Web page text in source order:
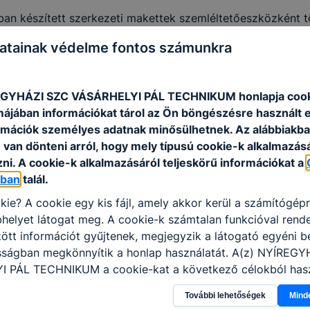
készített szerkezeti makettek szemléltetőeszközként
részt vevő tanulók egy tőlük fiatalabb
meg, a technika és tervezés tantárgyhoz
dolgozták ki,s az órát nagyon izgatottan,
támogatásával megvalósuló projektlassan a
hanem a tanulók kreativitása, kézügyessége,
0159
védelme fontos számunkra
SZC VÁSÁRHELYI PÁL TECHNIKUM honlapja
információkat tárol az Ön böngészésre használt
személyes adatnak minősülhetnek. Az
dönteni arról, hogy mely típusú cookie-k
A cookie-k alkalmazásáról teljeskörű információkat a
talál.
A cookie egy kis fájl, amely akkor kerül a
látogat meg. A cookie-k számtalan funkcióval
információt gyűjtenek, megjegyzik a látogató egyéni
megkönnyítik a honlap használatát. A(z)
PÁL TECHNIKUM a cookie-kat a következő célokból
azzal kapcsolatban, hogyan használja Ön a
hogy a honlap melyik részeit látogatja, vagy használja
További lehetőségek